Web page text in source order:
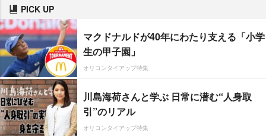
PICK UP
マクドナルドが40年にわたり支える「小学
生の甲子園」
オリコンタイアップ特集
川島海荷さんと学ぶ 日常に潜む“人身取
引”のリアル
オリコンタイアップ特集